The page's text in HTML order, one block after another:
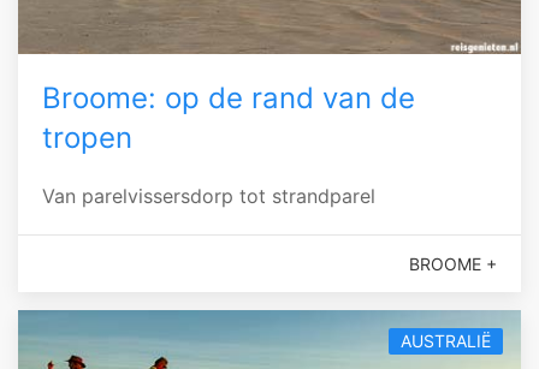
Broome: op de rand van de
tropen
Van parelvissersdorp tot strandparel
BROOME +
AUSTRALIË